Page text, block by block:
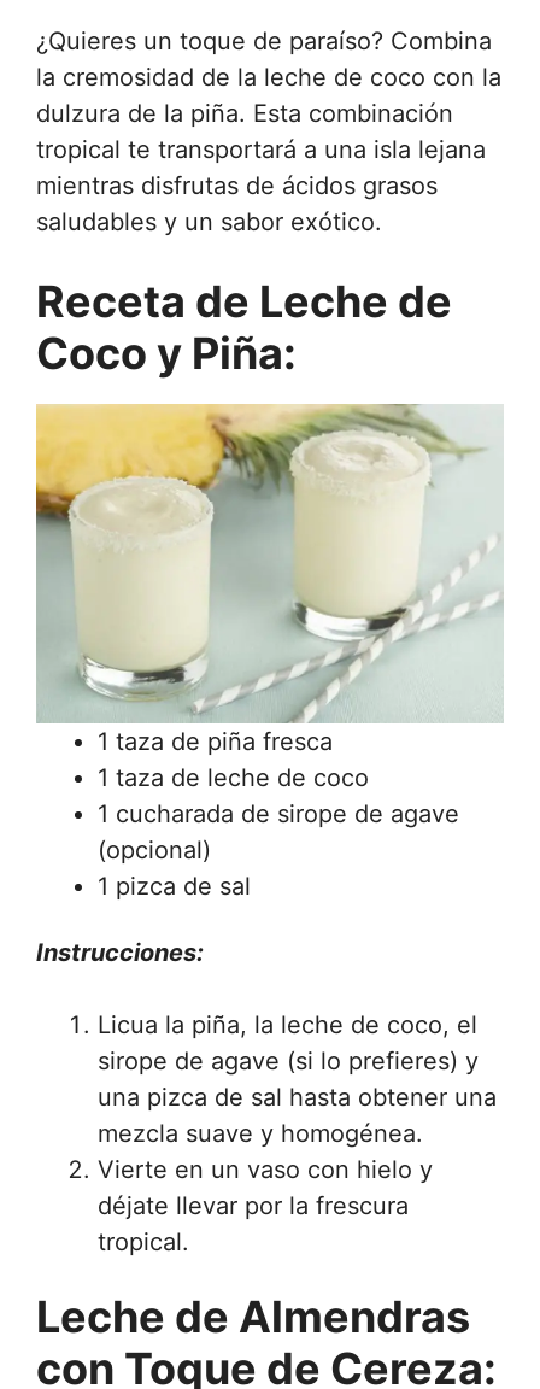
¿Quieres un toque de paraíso? Combina
la cremosidad de la leche de coco con la
dulzura de la piña. Esta combinación
tropical te transportará a una isla lejana
mientras disfrutas de ácidos grasos
saludables y un sabor exótico.
Receta de Leche de
Coco y Piña:
1 taza de piña fresca
1 taza de leche de coco
1 cucharada de sirope de agave
(opcional)
1 pizca de sal
Instrucciones:
Licua la piña, la leche de coco, el
sirope de agave (si lo prefieres) y
una pizca de sal hasta obtener una
mezcla suave y homogénea.
Vierte en un vaso con hielo y
déjate llevar por la frescura
tropical.
Leche de Almendras
con Toque de Cereza: